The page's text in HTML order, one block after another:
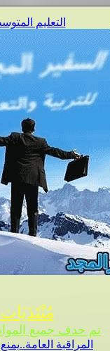
التعليم
تم حدف جميع
المراقبة